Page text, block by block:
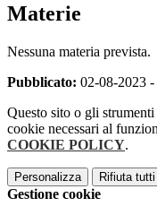
Materie
Nessuna materia prevista.
Pubblicato: 02-08-2023 -
Questo sito o gli
cookie necessari al
COOKIE POLICY.
Personalizza Rifiuta tutti
Gestione cookie